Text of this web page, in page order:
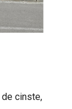
cinste,